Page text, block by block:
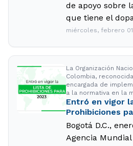
de apoyo sobre
que tiene el
miércoles, febrero
La Organización
Colombia,
encargada de
a la normativa en la
Entró en vigor
Prohibiciones
Bogotá D.C.,
Agencia